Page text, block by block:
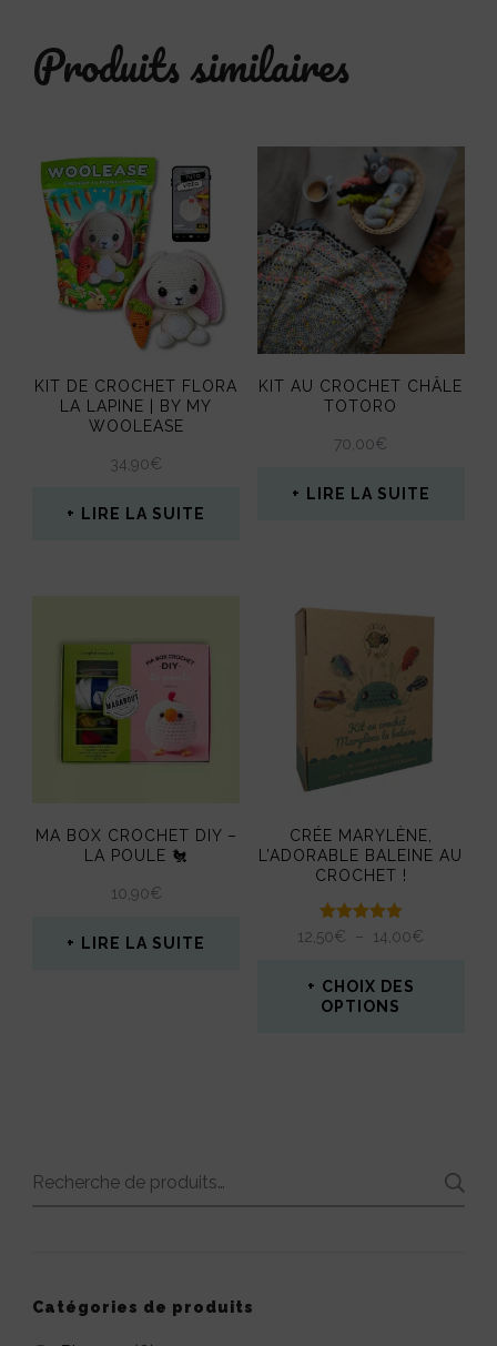
Produits similaires
KIT DE CROCHET FLORA
LA LAPINE | BY MY
WOOLEASE
34,90€
LIRE LA SUITE
KIT AU CROCHET CHÂLE
TOTORO
70,00€
LIRE LA SUITE
MA BOX CROCHET DIY –
LA POULE 🐔
10,90€
LIRE LA SUITE
CRÉE MARYLÈNE,
L’ADORABLE BALEINE AU
CROCHET !
Note
12,50€ – 14,00€
CHOIX DES
OPTIONS
variations.
Recherche
Catégories de produits